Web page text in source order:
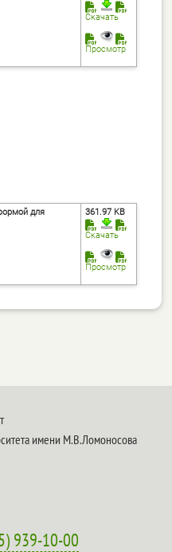
Скачать
Просмотр
для
361.97 KB
Скачать
Просмотр
имени М.В.Ломоносова
939-10-00